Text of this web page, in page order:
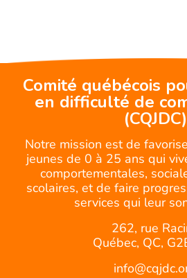
Comité québécois
en difficulté de
(CQJDC)
Notre mission est de
jeunes de 0 à 25 ans qui
comportementales,
scolaires, et de faire
services qui leur
262, rue
Québec, QC,